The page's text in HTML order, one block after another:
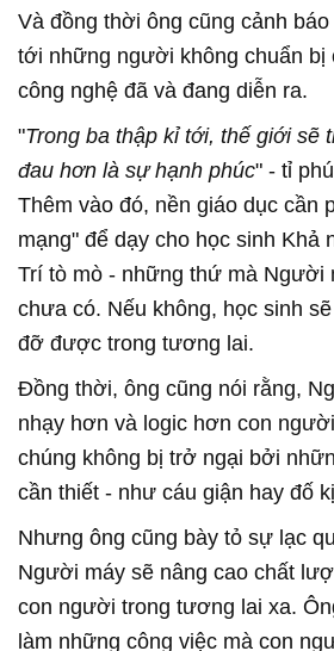
Và đồng thời ông cũng cảnh
tới những người không chuẩn bị
công nghệ đã và đang diễn ra.
"Trong ba thập kỉ tới, thế giới sẽ
đau hơn là sự hạnh phúc" - tỉ
Thêm vào đó, nền giáo dục cần
mạng" để dạy cho học sinh Khả
Trí tò mò - những thứ mà Người
chưa có. Nếu không, học sinh
đỡ được trong tương lai.
Đồng thời, ông cũng nói rằng,
nhạy hơn và logic hơn con
chúng không bị trở ngại bởi
cần thiết - như cáu giận hay đố
Nhưng ông cũng bày tỏ sự lạc
Người máy sẽ nâng cao chất
con người trong tương lai xa.
làm những công việc mà con